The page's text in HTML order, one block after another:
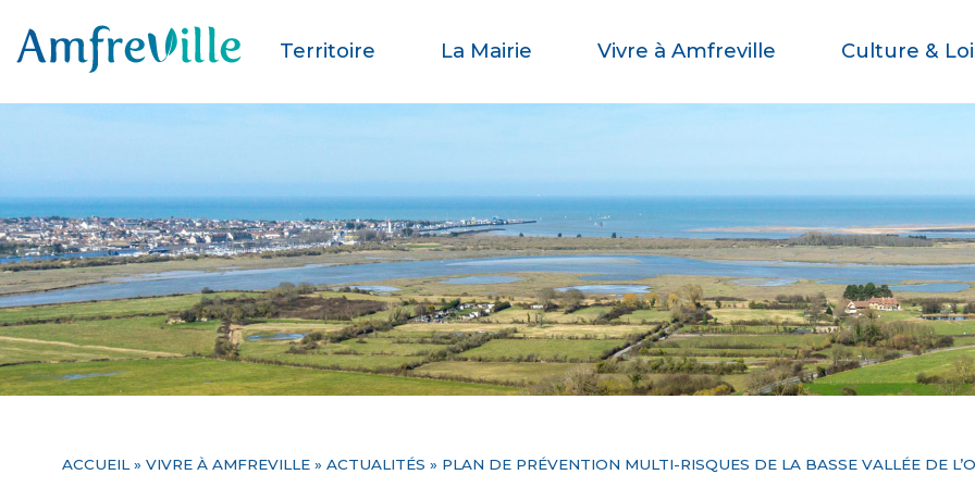
Territoire La Mairie Vivre à Amfreville Culture &
ACCUEIL» VIVRE À AMFREVILLE» ACTUALITÉS » PLAN DE PRÉVENTION MULTI-RISQUES DE LA BASSE VALLÉE DE